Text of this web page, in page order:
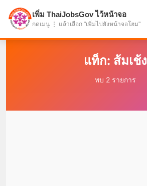
แบ่งปันโอกาส เพื่ออนาคตที่ก้าวหน้า
แท็ก: ส้มเช้ง
พบ 2 รายการ
เพิ่ม ThaiJobsGov ไว้หน้าจอ
กดเมนู ⋮ แล้วเลือก "เพิ่มไปยังหน้าจอโฮม"